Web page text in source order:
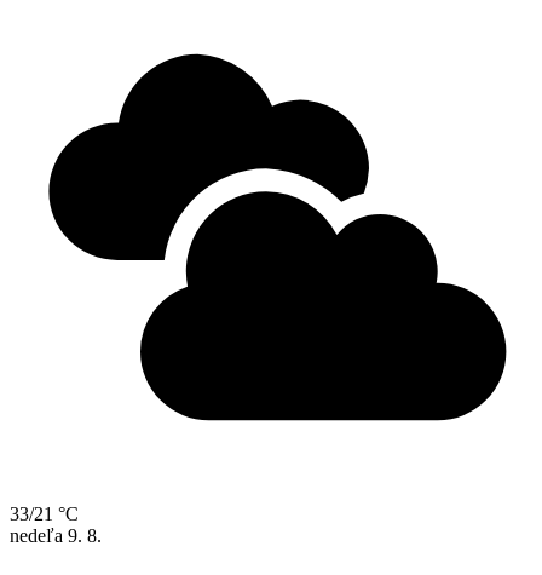
33/21 °C
nedeľa 9. 8.